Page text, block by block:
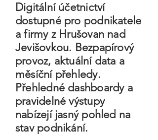
Digitální účetnictví
dostupné pro podnikatele
a firmy z Hrušovan nad
Jevišovkou. Bezpapírový
provoz, aktuální data a
měsíční přehledy.
Přehledné dashboardy a
pravidelné výstupy
nabízejí jasný pohled na
stav podnikání.